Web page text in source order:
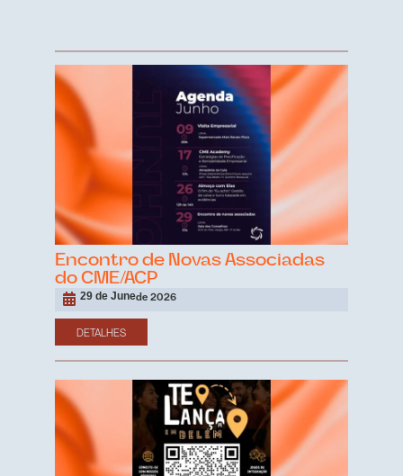
Encontro de Novas Associadas
do CME/ACP
29 de Junede 2026
DETALHES